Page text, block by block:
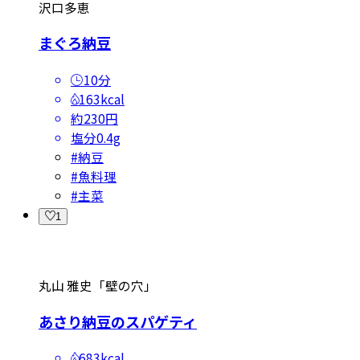
沢口多恵
まぐろ納豆
10分
163kcal
約230円
塩分0.4g
#納豆
#魚料理
#主菜
1
丸山 雅史「壁の穴」
あさり納豆のスパゲティ